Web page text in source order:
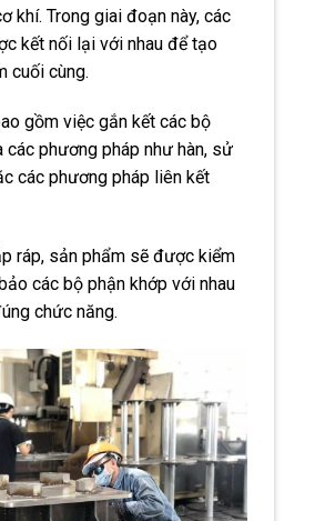
khí. Trong giai đoạn này, các
kết nối lại với nhau để tạo
cuối cùng.
gồm việc gắn kết các bộ
các phương pháp như hàn, sử
các phương pháp liên kết
ráp, sản phẩm sẽ được kiểm
các bộ phận khớp với nhau
chức năng.